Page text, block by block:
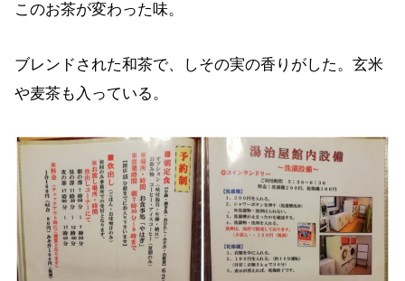
このお茶が変わった味。
ブレンドされた和茶で、しその実の香りがした。玄米
や麦茶も入っている。